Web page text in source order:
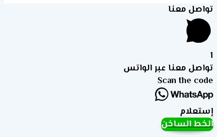
تواصل معنا
1
تواصل معنا عبر الواتس
Scan the code
إستعلام
الخط الساخن